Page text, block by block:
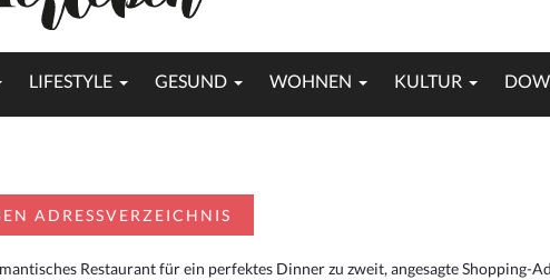
LIFESTYLE GESUND WOHNEN KULTUR
ADRESSVERZEICHNIS
Restaurant für ein perfektes Dinner zu zweit, angesagte